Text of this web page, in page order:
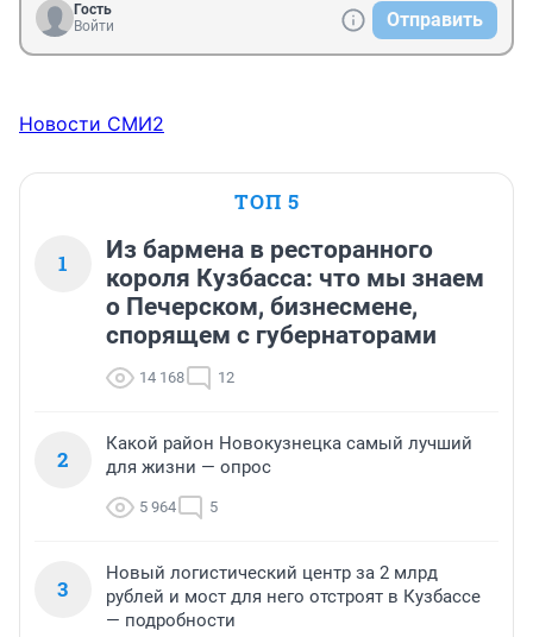
Гость
Войти
Отправить
Новости СМИ2
ТОП 5
1
Из бармена в ресторанного
короля Кузбасса: что мы знаем
о Печерском, бизнесмене,
спорящем с губернаторами
14 168 12
2
Какой район Новокузнецка самый лучший
для жизни — опрос
5 964 5
3
Новый логистический центр за 2 млрд
рублей и мост для него отстроят в Кузбассе
— подробности